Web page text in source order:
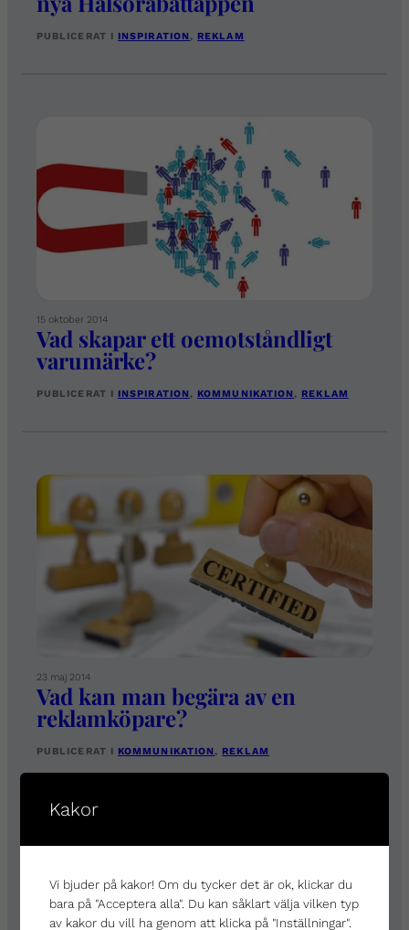
PUBLICERAT I INSPIRATION , REKLAM
15 oktober 2014
Vad skapar ett oemotståndligt
varumärke?
PUBLICERAT I INSPIRATION , KOMMUNIKATION , REKLAM
23 maj 2014
Vad kan man begära av en
reklamköpare?
PUBLICERAT I KOMMUNIKATION , REKLAM
Kakor
Vi bjuder på kakor! Om du tycker det är ok, klickar du
bara på "Acceptera alla". Du kan såklart välja vilken typ
av kakor du vill ha genom att klicka på "Inställningar".